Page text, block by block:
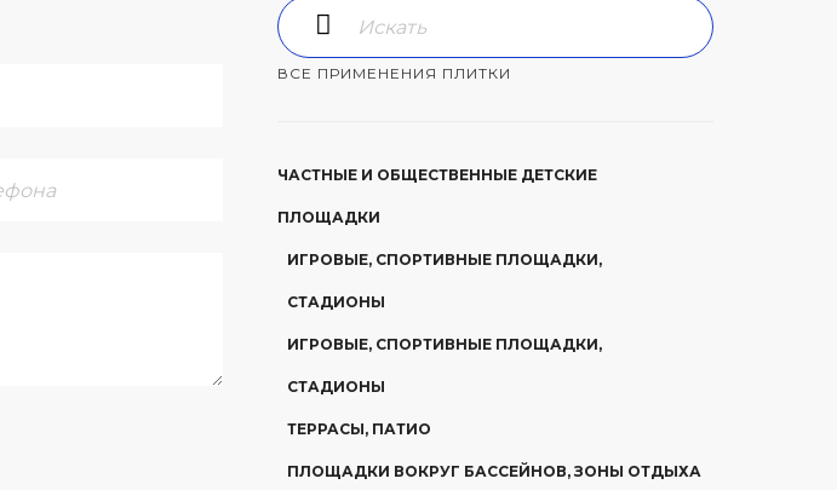
ВСЕ ПРИМЕНЕНИЯ ПЛИТКИ
ЧАСТНЫЕ И ОБЩЕСТВЕННЫЕ ДЕТСКИЕ
ПЛОЩАДКИ
ИГРОВЫЕ, СПОРТИВНЫЕ ПЛОЩАДКИ,
СТАДИОНЫ
ИГРОВЫЕ, СПОРТИВНЫЕ ПЛОЩАДКИ,
СТАДИОНЫ
ТЕРРАСЫ, ПАТИО
ПЛОЩАДКИ ВОКРУГ БАССЕЙНОВ, ЗОНЫ ОТДЫХА